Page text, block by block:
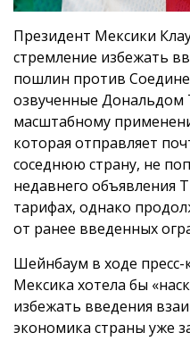
Президент Мексики
стремление избежать
пошлин против
озвученные
масштабному
которая отправляет
соседнюю страну, не
недавнего объявления
тарифах, однако
от ранее введенных
Шейнбаум в ходе пресс-
Мексика хотела бы
избежать введения
экономика страны уже